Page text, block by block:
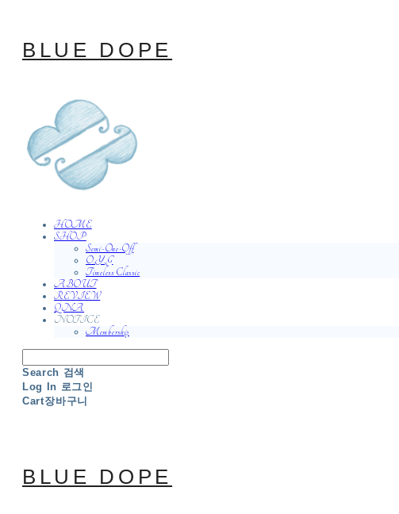
BLUE DOPE
HOME
SHOP
Semi-One-Off
O.Y.G
Timeless Classic
ABOUT
REVIEW
QNA
NOTICE
Membership
Search 검색
Log In 로그인
Cart장바구니
BLUE DOPE